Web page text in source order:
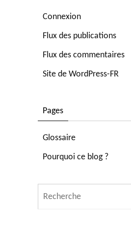
Connexion
Flux des publications
Flux des commentaires
Site de WordPress-FR
Pages
Glossaire
Pourquoi ce blog ?